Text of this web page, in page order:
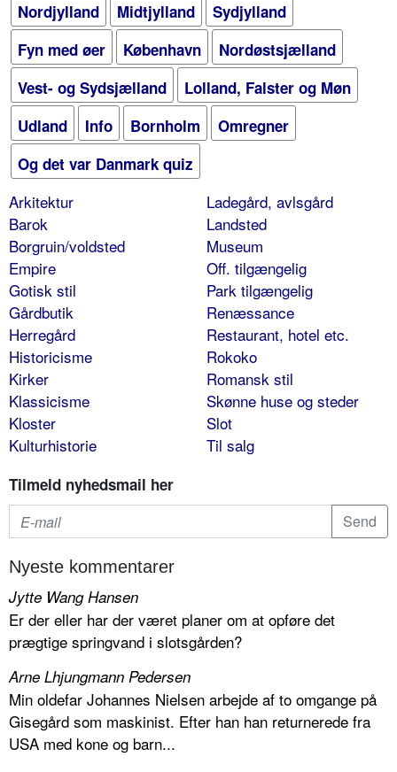
Nordjylland Midtjylland
Sydjylland
Fyn med øer
København
Nordøstsjælland
Vest- og Sydsjælland
Lolland, Falster og Møn
Udland
Info Bornholm
Omregner
Og det var Danmark quiz
Arkitektur
Barok
Borgruin/voldsted
Empire
Gotisk stil
Gårdbutik
Herregård
Historicisme
Kirker
Klassicisme
Kloster
Kulturhistorie
Ladegård, avlsgård
Landsted
Museum
Off. tilgængelig
Park tilgængelig
Renæssance
Restaurant, hotel etc.
Rokoko
Romansk stil
Skønne huse og steder
Slot
Til salg
Tilmeld nyhedsmail her
Nyeste kommentarer
Jytte Wang Hansen
Er der eller har der været planer om at opføre det
prægtige springvand i slotsgården?
Arne Lhjungmann Pedersen
Min oldefar Johannes Nielsen arbejde af to omgange på
Gisegård som maskinist. Efter han han returnerede fra
USA med kone og barn...